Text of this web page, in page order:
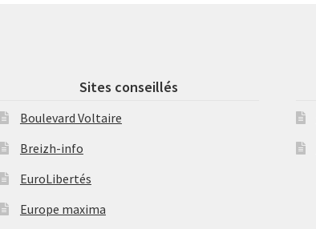
Sites conseillés
Boulevard Voltaire
Breizh-info
EuroLibertés
Europe maxima